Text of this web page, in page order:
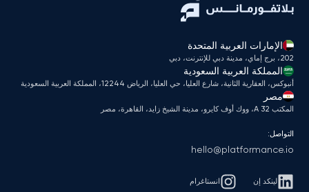
الإمارات العربية المتحدة
202، برج إماي، مدينة دبي للإنترنت، دبي
المملكة العربية السعودية
أنبوكس، العقارية الثانية، شارع العليا، حي العليا، الرياض 12244، المملكة العربية السعودية
مصر
المكتب A 32، ووك أوف كايرو، مدينة الشيخ زايد، القاهرة، مصر
التواصل:
hello@platformance.io
لينكد إن انستاغرام